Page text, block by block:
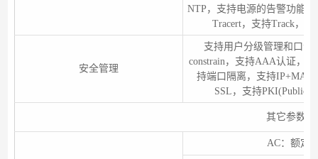
NTP，支持电源的告警功能
Tracert，支持Track，
安全管理
支持用户分级管理和口令
constrain，支持AAA认证，
持端口隔离，支持
SSL，支持PKI(Public
其它参数
AC：额定